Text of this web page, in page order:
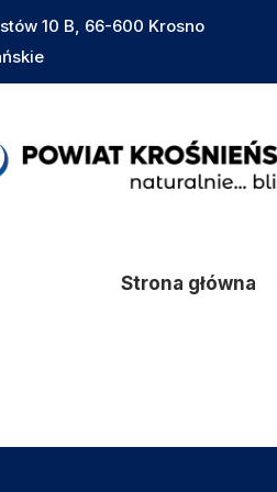
10 B, 66-600 Krosno
Strona główna